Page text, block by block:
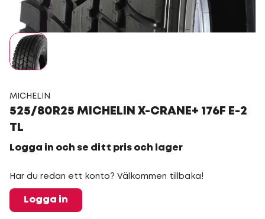
MICHELIN
525/80R25 MICHELIN X-CRANE+ 176F E-2
TL
Logga in och se ditt pris och lager
Har du redan ett konto? Välkommen tillbaka!
Logga in